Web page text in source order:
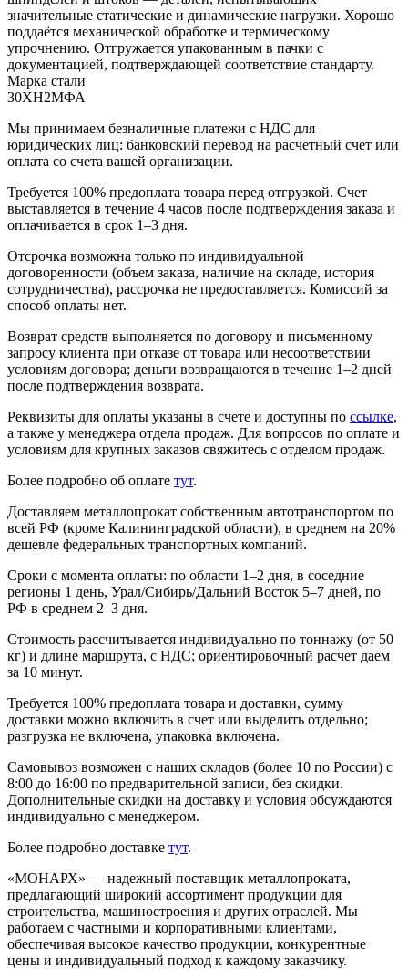
значительные статические и динамические нагрузки. Хорошо
поддаётся механической обработке и термическому
упрочнению. Отгружается упакованным в пачки с
документацией, подтверждающей соответствие стандарту.
Марка стали
30ХН2МФА
Мы принимаем безналичные платежи с НДС для
юридических лиц: банковский перевод на расчетный счет или
оплата со счета вашей организации.
Требуется 100% предоплата товара перед отгрузкой. Счет
выставляется в течение 4 часов после подтверждения заказа и
оплачивается в срок 1–3 дня.
Отсрочка возможна только по индивидуальной
договоренности (объем заказа, наличие на складе, история
сотрудничества), рассрочка не предоставляется. Комиссий за
способ оплаты нет.
Возврат средств выполняется по договору и письменному
запросу клиента при отказе от товара или несоответствии
условиям договора; деньги возвращаются в течение 1–2 дней
после подтверждения возврата.
Реквизиты для оплаты указаны в счете и доступны по ссылке,
а также у менеджера отдела продаж. Для вопросов по оплате и
условиям для крупных заказов свяжитесь с отделом продаж.
Более подробно об оплате тут.
Доставляем металлопрокат собственным автотранспортом по
всей РФ (кроме Калининградской области), в среднем на 20%
дешевле федеральных транспортных компаний.
Сроки с момента оплаты: по области 1–2 дня, в соседние
регионы 1 день, Урал/Сибирь/Дальний Восток 5–7 дней, по
РФ в среднем 2–3 дня.
Стоимость рассчитывается индивидуально по тоннажу (от 50
кг) и длине маршрута, с НДС; ориентировочный расчет даем
за 10 минут.
Требуется 100% предоплата товара и доставки, сумму
доставки можно включить в счет или выделить отдельно;
разгрузка не включена, упаковка включена.
Самовывоз возможен с наших складов (более 10 по России) с
8:00 до 16:00 по предварительной записи, без скидки.
Дополнительные скидки на доставку и условия обсуждаются
индивидуально с менеджером.
Более подробно доставке тут.
«МОНАРХ» — надежный поставщик металлопроката,
предлагающий широкий ассортимент продукции для
строительства, машиностроения и других отраслей. Мы
работаем с частными и корпоративными клиентами,
обеспечивая высокое качество продукции, конкурентные
цены и индивидуальный подход к каждому заказчику.